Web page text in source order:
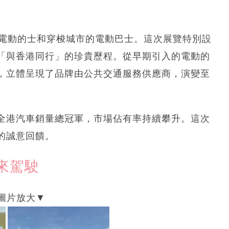
動的士和穿梭城市的電動巴士。這次展覽特別設
香港同行」的珍貴歷程。從早期引入的電動的
體呈現了品牌由公共交通服務供應商，演變至
汽車銷量總冠軍，市場佔有率持續攀升。這次
意回饋。
駕駛